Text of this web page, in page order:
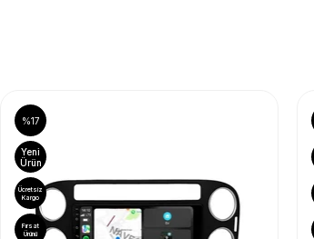
%17
Yeni
Ürün
Ücretsiz
Kargo
Fırsat
Ürünü